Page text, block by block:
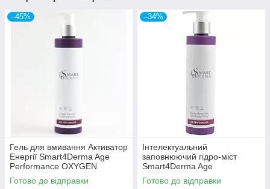
–45%
Гель для вмивання Активатор
Енергії Smart4Derma Age
Performance OXYGEN
CLEANSER AHA-PHA-
ENZYME
Готово до відправки
–34%
Інтелектуальний
заповнюючий гідро-міст
Smart4Derma Age
Performance MARINE
HYDRO-MIST ULTRASMART
Готово до відправки